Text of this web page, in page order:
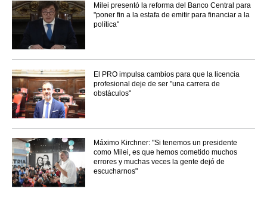
Milei presentó la reforma del Banco Central para
"poner fin a la estafa de emitir para financiar a la
política"
El PRO impulsa cambios para que la licencia
profesional deje de ser "una carrera de
obstáculos"
Máximo Kirchner: "Si tenemos un presidente
como Milei, es que hemos cometido muchos
errores y muchas veces la gente dejó de
escucharnos"